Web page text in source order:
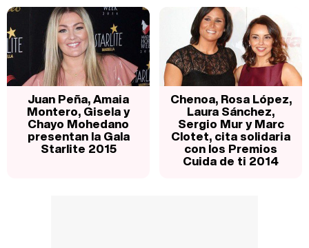
Juan Peña, Amaia
Montero, Gisela y
Chayo Mohedano
presentan la Gala
Starlite 2015
Chenoa, Rosa López,
Laura Sánchez,
Sergio Mur y Marc
Clotet, cita solidaria
con los Premios
Cuida de ti 2014